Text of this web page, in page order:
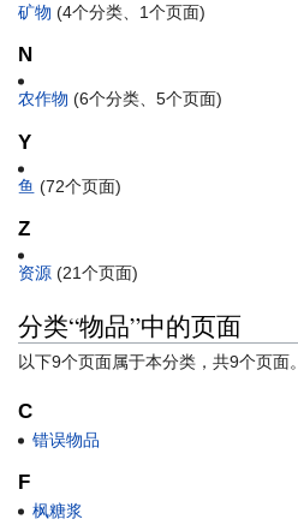
矿物 (4个分类、1个页面)
N
农作物 (6个分类、5个页面)
Y
鱼 (72个页面)
Z
资源 (21个页面)
分类“物品”中的页面
以下9个页面属于本分类，共9个页面。
C
错误物品
F
枫糖浆